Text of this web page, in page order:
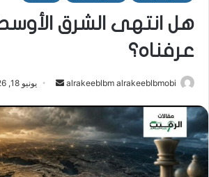
هل انتهى الشرق
عرفناه؟
alrakeeblbm alrakeeblbmobi
أرسل
إلكترونيا
يونيو 18, 2026